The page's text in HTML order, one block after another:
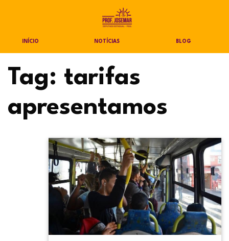
INÍCIO NOTÍCIAS BLOG
Tag: tarifas
apresentamos